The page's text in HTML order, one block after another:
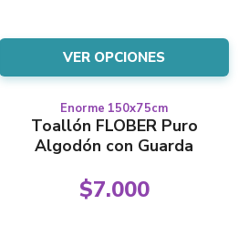
original
era:
$5.400.
precio
actual
$4.500.
VER OPCIONES
elegir
en
la
del
producto
Enorme 150x75cm
Toallón FLOBER Puro
Algodón con Guarda
$7.000
Este
producto
tiene
variantes.